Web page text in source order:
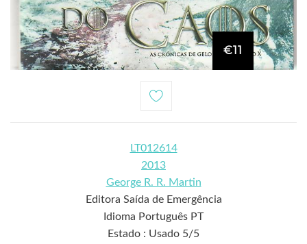
€11
LT012614
2013
George R. R. Martin
Editora Saída de Emergência
Idioma Português PT
Estado : Usado 5/5